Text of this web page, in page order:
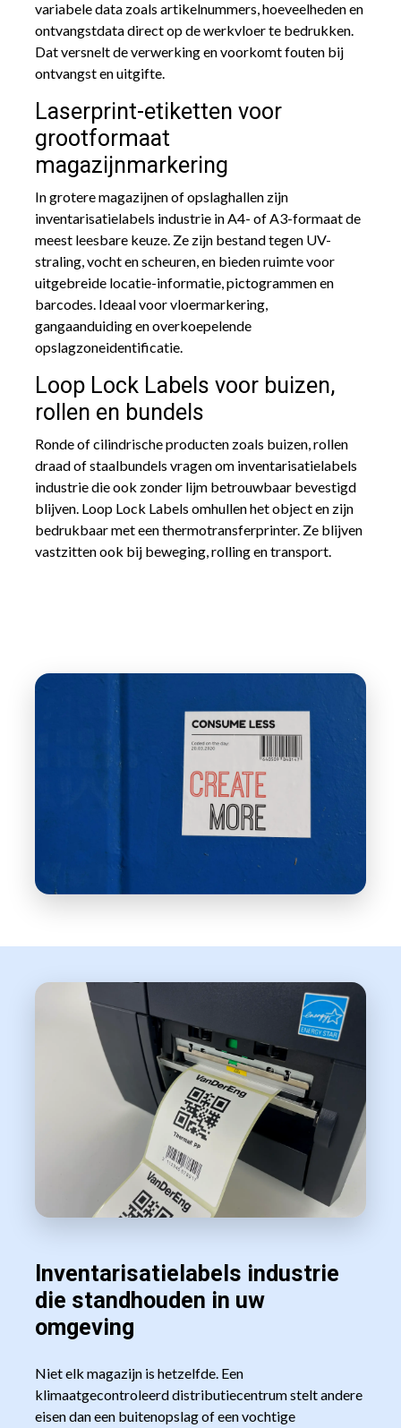
variabele data zoals artikelnummers, hoeveelheden en
ontvangstdata direct op de werkvloer te bedrukken.
Dat versnelt de verwerking en voorkomt fouten bij
ontvangst en uitgifte.
Laserprint-etiketten voor
grootformaat
magazijnmarkering
In grotere magazijnen of opslaghallen zijn
inventarisatielabels industrie in A4- of A3-formaat de
meest leesbare keuze. Ze zijn bestand tegen UV-
straling, vocht en scheuren, en bieden ruimte voor
uitgebreide locatie-informatie, pictogrammen en
barcodes. Ideaal voor vloermarkering,
gangaanduiding en overkoepelende
opslagzoneidentificatie.
Loop Lock Labels voor buizen,
rollen en bundels
Ronde of cilindrische producten zoals buizen, rollen
draad of staalbundels vragen om inventarisatielabels
industrie die ook zonder lijm betrouwbaar bevestigd
blijven. Loop Lock Labels omhullen het object en zijn
bedrukbaar met een thermotransferprinter. Ze blijven
vastzitten ook bij beweging, rolling en transport.
Inventarisatielabels industrie
die standhouden in uw
omgeving
Niet elk magazijn is hetzelfde. Een
klimaatgecontroleerd distributiecentrum stelt andere
eisen dan een buitenopslag of een vochtige